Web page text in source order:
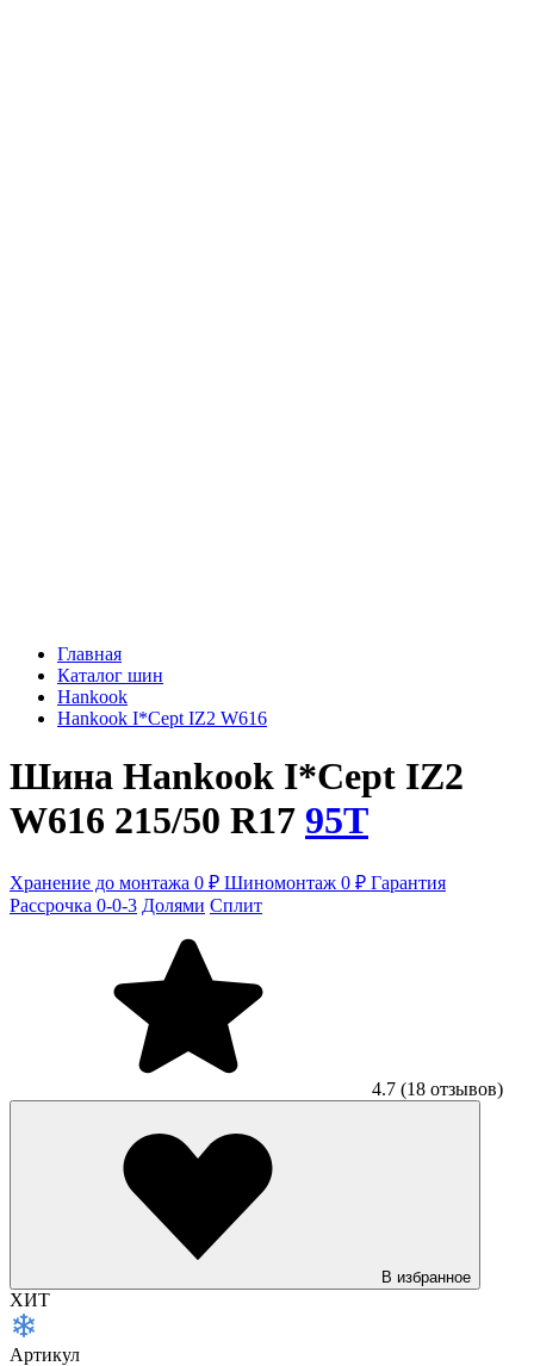
Главная
Каталог шин
Hankook
Hankook I*Cept IZ2 W616
Шина Hankook I*Cept IZ2
W616 215/50 R17 95T
Хранение до монтажа 0 ₽ Шиномонтаж 0 ₽ Гарантия
Рассрочка 0-0-3 Долями Сплит
4.7 (18 отзывов)
В избранное
ХИТ
Артикул